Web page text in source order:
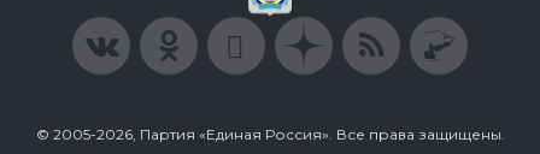
© 2005-2026, Партия «Единая Россия». Все права защищены.